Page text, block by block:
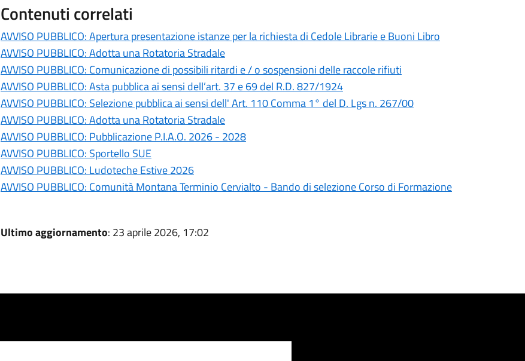
Contenuti correlati
AVVISO PUBBLICO: Apertura presentazione istanze per la richiesta di Cedole Librarie e Buoni Libro
AVVISO PUBBLICO: Adotta una Rotatoria Stradale
AVVISO PUBBLICO: Comunicazione di possibili ritardi e / o sospensioni delle raccole rifiuti
AVVISO PUBBLICO: Asta pubblica ai sensi dell’art. 37 e 69 del R.D. 827/1924
AVVISO PUBBLICO: Selezione pubblica ai sensi dell' Art. 110 Comma 1° del D. Lgs n. 267/00
AVVISO PUBBLICO: Adotta una Rotatoria Stradale
AVVISO PUBBLICO: Pubblicazione P.I.A.O. 2026 - 2028
AVVISO PUBBLICO: Sportello SUE
AVVISO PUBBLICO: Ludoteche Estive 2026
AVVISO PUBBLICO: Comunità Montana Terminio Cervialto - Bando di selezione Corso di Formazione
Ultimo aggiornamento: 23 aprile 2026, 17:02